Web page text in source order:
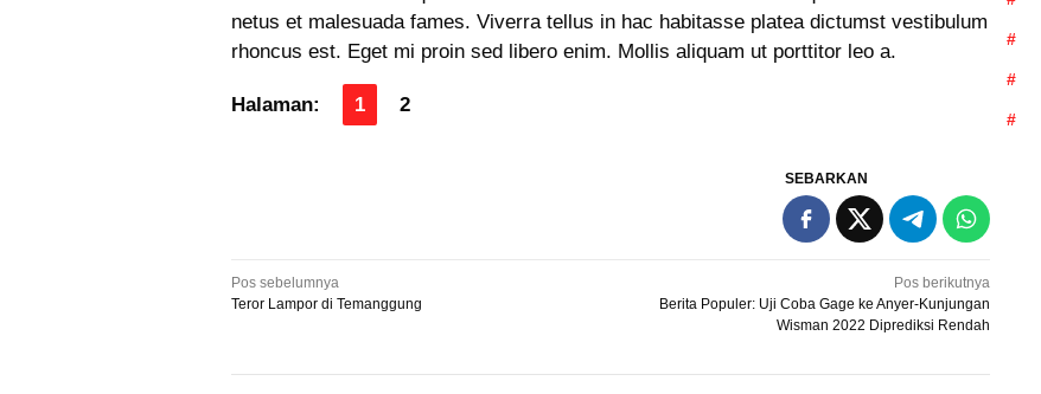
netus et malesuada fames. Viverra tellus in hac habitasse platea dictumst vestibulum
rhoncus est. Eget mi proin sed libero enim. Mollis aliquam ut porttitor leo a.
Halaman: 1 2
SEBARKAN
Navigasi
Pos sebelumnya
Teror Lampor di Temanggung
Pos berikutnya
Berita Populer: Uji Coba Gage ke Anyer-Kunjungan
Wisman 2022 Diprediksi Rendah